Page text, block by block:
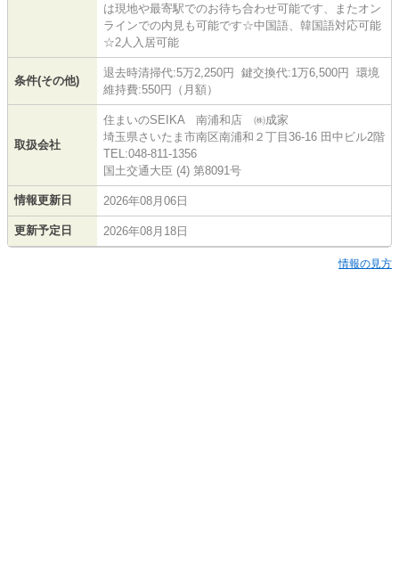
は現地や最寄駅でのお待ち合わせ可能です、またオン
ラインでの内見も可能です☆中国語、韓国語対応可能
☆2人入居可能
条件(その他)
退去時清掃代:5万2,250円 鍵交換代:1万6,500円 環境
維持費:550円（月額）
取扱会社
住まいのSEIKA 南浦和店 ㈱成家
埼玉県さいたま市南区南浦和２丁目36-16 田中ビル2階
TEL:048-811-1356
国土交通大臣 (4) 第8091号
情報更新日 2026年08月06日
更新予定日 2026年08月18日
情報の見方